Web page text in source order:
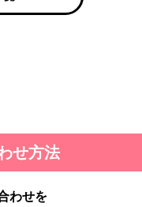
せ方法
わせを